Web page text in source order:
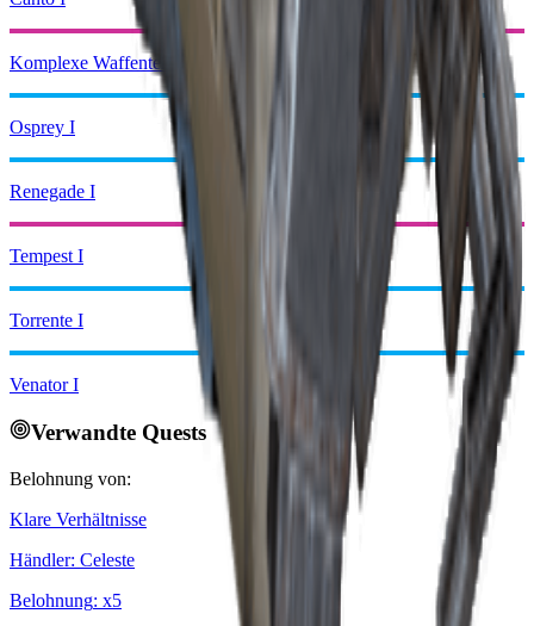
Komplexe Waffenteile
Osprey I
Renegade I
Tempest I
Torrente I
Venator I
Verwandte Quests
Belohnung von:
Klare Verhältnisse
Händler: Celeste
Belohnung: x5